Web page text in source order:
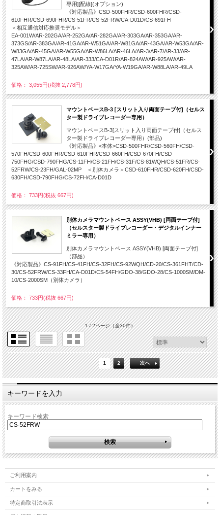
専用][配線](オプション)
《対応製品》CSD-500FHR/CSD-600FHR/CSD-
610FHR/CSD-690FHR/CS-51FR/CS-52FRW/CA-D01D/CS-691FH
＜相互通信対応推奨モデル＞
EA-001W/AR-202GA/AR-252GA/AR-282GA/AR-303GA/AR-353GA/AR-
373GS/AR-383GA/AR-41GA/AR-W51GA/AR-W81GA/AR-43GA/AR-W53GA/AR-
W83GA/AR-45GA/AR-W55GA/AR-W86LA/AR-46LA/AR-3/AR-7/AR-33/AR-
47LA/AR-W87LA/AR-48LA/AR-333/CA-D01R/AR-824AW/AR-925AW/AR-
325AW/AR-725SW/AR-926AW/YA-W17GA/YA-W19GA/AR-W88LA/AR-49LA
価格： 3,055円(税抜 2,778円)
マウントベースB-3 [スリット入り両面テープ付]（セルス
ター製ドライブレコーダー専用）
マウントベースB-3[スリット入り両面テープ付]（セルス
ター製ドライブレコーダー専用）(部品)
《対応製品》<本体>CSD-500FHR/CSD-560FH/CSD-
570FH/CSD-600FHR/CSD-610FHR/CSD-660FH/CSD-670FH/CSD-
750FHG/CSD-790FHG/CS-11FH/CS-21FH/CS-31F/CS-81WQH/CS-51FR/CS-
52FRW/CS-23FH/GAL-02MP ＜別体カメラ＞CSD-610FHR/CSD-620FH/CSD-
630FH/CSD-790FHG/CS-72FH/CA-D01D
価格： 733円(税抜 667円)
別体カメラマウントベース ASSY(VHB) [両面テープ付]
（セルスター製ドライブレコーダー・デジタルインナー
ミラー専用）
別体カメラマウントベース ASSY(VHB) [両面テープ付]
（部品）
《対応製品》CS-91FH/CS-41FH/CS-32FH/CS-92WQH/CD-20/CS-361FHT/CD-
30/CS-52FRW/CS-33FH/CA-D01D/CS-54FH/GDO-38/GDO-28/CS-1000SM/DM-
10/CS-2000SM（別体カメラ）
価格： 733円(税抜 667円)
1 / 2ページ（全30件）
1 2 次へ
キーワードを入力
キーワード検索
ご利用案内
カートをみる
特定商取引法表示